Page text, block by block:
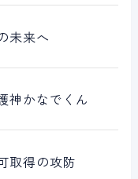
未来へ
神かなでくん
取得の攻防